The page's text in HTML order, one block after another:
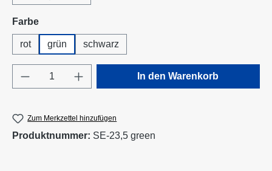
Farbeauswählen
rot grün schwarz
Produkt Anzahl: Gib den gewünschten
In den Warenkorb
Zum Merkzettel hinzufügen
Produktnummer: SE-23,5 green